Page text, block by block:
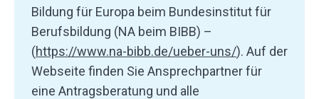
Bildung für Europa beim Bundesinstitut für
Berufsbildung (NA beim BIBB) –
(https://www.na-bibb.de/ueber-uns/). Auf der
Webseite finden Sie Ansprechpartner für
eine Antragsberatung und alle